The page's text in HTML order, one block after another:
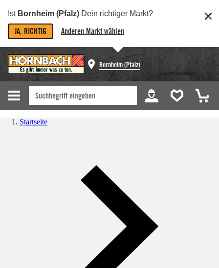
Ist Bornheim (Pfalz) Dein richtiger Markt?
JA, RICHTIG Anderen Markt wählen
Bornheim (Pfalz)
Startseite